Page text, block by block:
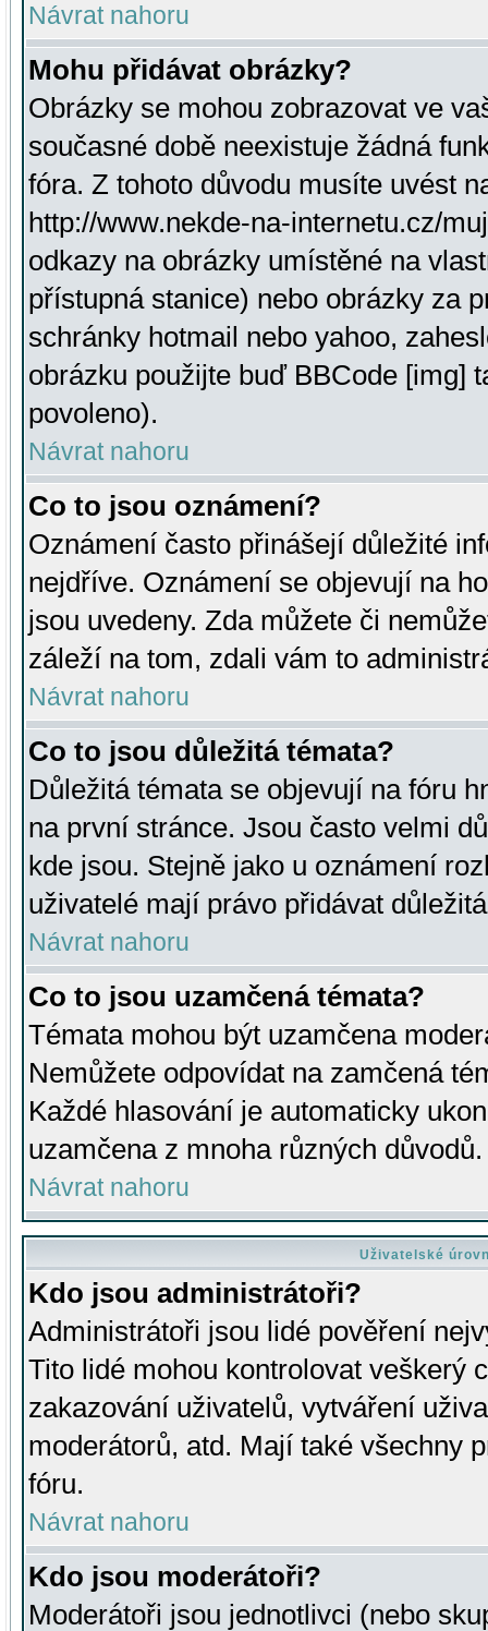
Návrat nahoru
Mohu přidávat obrázky?
Obrázky se mohou zobrazovat ve
současné době neexistuje žádná
fóra. Z tohoto důvodu musíte uvést
http://www.nekde-na-internetu.cz/
odkazy na obrázky umístěné na
přístupná stanice) nebo obrázky za
schránky hotmail nebo yahoo,
obrázku použijte buď BBCode [img]
povoleno).
Návrat nahoru
Co to jsou oznámení?
Oznámení často přinášejí důležité
nejdříve. Oznámení se objevují na
jsou uvedeny. Zda můžete či
záleží na tom, zdali vám to
Návrat nahoru
Co to jsou důležitá témata?
Důležitá témata se objevují na fóru
na první stránce. Jsou často velmi
kde jsou. Stejně jako u oznámení
uživatelé mají právo přidávat
Návrat nahoru
Co to jsou uzamčená témata?
Témata mohou být uzamčena
Nemůžete odpovídat na zamčená
Každé hlasování je automaticky
uzamčena z mnoha různých důvodů.
Návrat nahoru
Uživatelské
Kdo jsou administrátoři?
Administrátoři jsou lidé pověření
Tito lidé mohou kontrolovat veškerý
zakazování uživatelů, vytváření
moderátorů, atd. Mají také všechny
fóru.
Návrat nahoru
Kdo jsou moderátoři?
Moderátoři jsou jednotlivci (nebo